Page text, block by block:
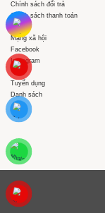
Chính sách đổi trả
Chính sách thanh toán
Mạng xã hội
Facebook
Instagram
Tuyển dụng
Danh sách